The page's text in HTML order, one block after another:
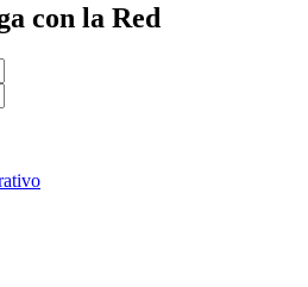
con la Red